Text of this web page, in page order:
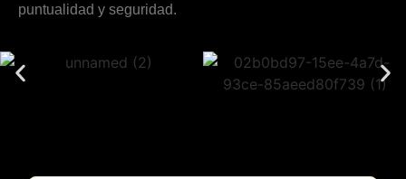
puntualidad y seguridad.